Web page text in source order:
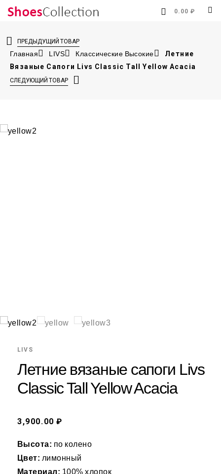
0.00 ₽
ПРЕДЫДУЩИЙ ТОВАР
Главная LIVS Классические Высокие
Летние
Вязаные Сапоги Livs Classic Tall Yellow Acacia
СЛЕДУЮЩИЙ ТОВАР
LIVS
Летние вязаные сапоги Livs
Classic Tall Yellow Acacia
3,900.00 ₽
Высота: по колено
Цвет: лимонный
Материал: 100% хлопок